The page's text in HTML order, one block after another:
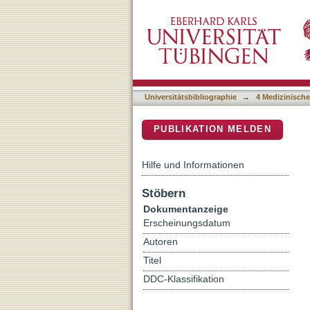
Dual-Time-Point
mCRPC Lesions and
Universitätsbibliographie → 4
PUBLIKATION MELDEN
Hilfe und Informationen
Stöbern
Dokumentanzeige
Erscheinungsdatum
Autoren
Titel
DDC-Klassifikation